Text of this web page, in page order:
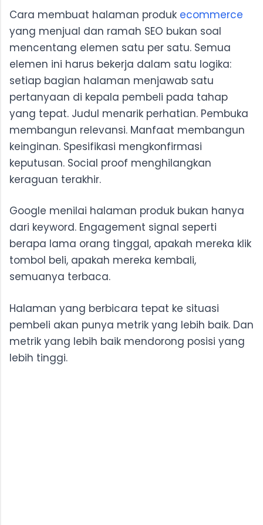
Cara membuat halaman produk ecommerce
yang menjual dan ramah SEO bukan soal
mencentang elemen satu per satu. Semua
elemen ini harus bekerja dalam satu logika:
setiap bagian halaman menjawab satu
pertanyaan di kepala pembeli pada tahap
yang tepat. Judul menarik perhatian. Pembuka
membangun relevansi. Manfaat membangun
keinginan. Spesifikasi mengkonfirmasi
keputusan. Social proof menghilangkan
keraguan terakhir.
Google menilai halaman produk bukan hanya
dari keyword. Engagement signal seperti
berapa lama orang tinggal, apakah mereka klik
tombol beli, apakah mereka kembali,
semuanya terbaca.
Halaman yang berbicara tepat ke situasi
pembeli akan punya metrik yang lebih baik. Dan
metrik yang lebih baik mendorong posisi yang
lebih tinggi.